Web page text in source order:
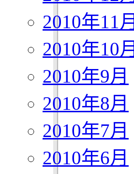
2010年11月
2010年10月
2010年9月
2010年8月
2010年7月
2010年6月